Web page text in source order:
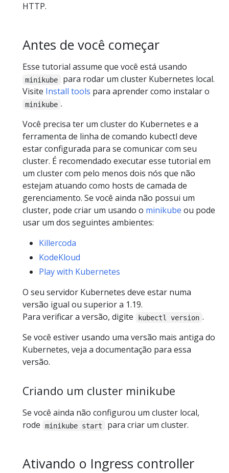
HTTP.
Antes de você começar
Esse tutorial assume que você está usando
minikube
para rodar um cluster Kubernetes local.
Visite Install tools para aprender como instalar o
minikube .
Você precisa ter um cluster do Kubernetes e a
ferramenta de linha de comando kubectl deve
estar configurada para se comunicar com seu
cluster. É recomendado executar esse tutorial em
um cluster com pelo menos dois nós que não
estejam atuando como hosts de camada de
gerenciamento. Se você ainda não possui um
cluster, pode criar um usando o minikube ou pode
usar um dos seguintes ambientes:
Killercoda
KodeKloud
Play with Kubernetes
O seu servidor Kubernetes deve estar numa
versão igual ou superior a 1.19.
Para verificar a versão, digite
kubectl version .
Se você estiver usando uma versão mais antiga do
Kubernetes, veja a documentação para essa
versão.
Criando um cluster minikube
Se você ainda não configurou um cluster local,
rode
minikube start para criar um cluster.
Ativando o Ingress controller